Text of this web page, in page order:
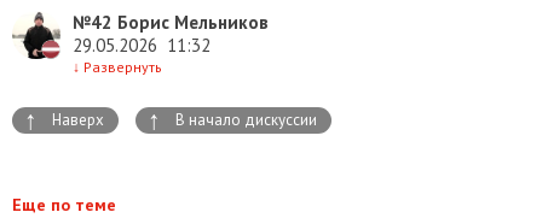
№42 Борис Мельников
29.05.2026 11:32
↓ Развернуть
↑ Наверх ↑ В начало дискуссии
Еще по теме